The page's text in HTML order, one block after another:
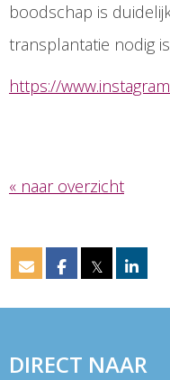
boodschap is
transplantatie nodig
https://
« naar overzicht
𝕏
DIRECT NAAR